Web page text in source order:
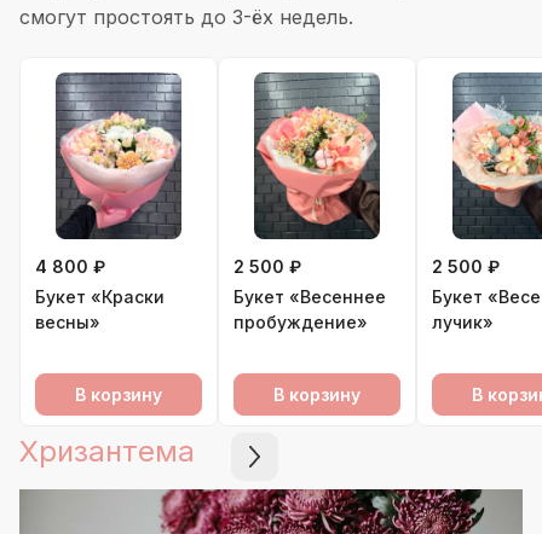
смогут простоять до 3-ёх недель.
4 800 ₽
Букет «Краски
весны»
В корзину
2 500 ₽
Букет «Весеннее
пробуждение»
В корзину
2 500 ₽
Букет
лучик»
В
Хризантема